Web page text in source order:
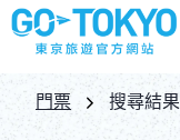
門票 搜尋結果